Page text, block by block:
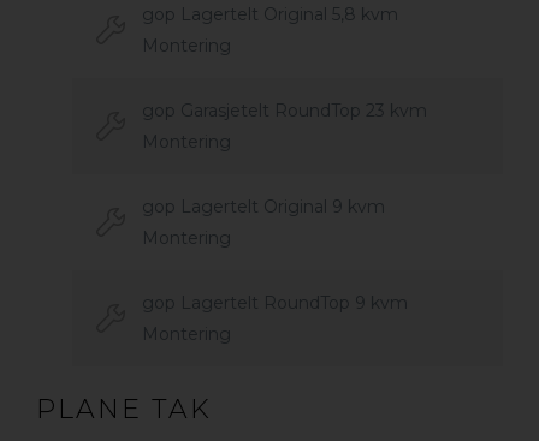
gop Lagertelt Original 5,8 kvm
Montering
gop Garasjetelt RoundTop 23 kvm
Montering
gop Lagertelt Original 9 kvm
Montering
gop Lagertelt RoundTop 9 kvm
Montering
PLANE TAK